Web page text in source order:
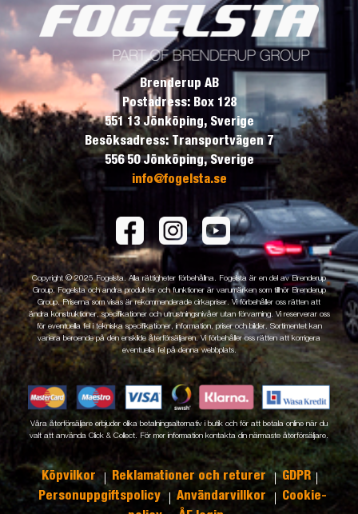
Brenderup AB
Postadress: Box 128
551 13 Jönköping, Sverige
Besöksadress: Transportvägen 7
556 50 Jönköping, Sverige
info@fogelsta.se
Copyright © 2025 Fogelsta. Alla rättigheter förbehållna. Fogelsta är en del av Brenderup
Group. Fogelsta och andra produkter och funktioner är varumärken som tillhör Brenderup
Group. Priserna som visas är rekommenderade cirkapriser. Vi förbehåller oss rätten att
ändra konstruktioner, specifikationer och utrustningsnivåer utan förvarning. Vi reserverar oss
för eventuella fel i tekniska specifikationer, information, priser och bilder. Sortimentet kan
variera beroende på den enskilde återförsäljaren. Vi förbehåller oss rätten att korrigera
eventuella fel på denna webbplats.
Våra återförsäljare erbjuder olika betalningsalternativ i butik och för att betala online när du
valt att använda Click & Collect. För mer information kontakta din närmaste återförsäljare.
Köpvilkor Reklamationer och returer
GDPR
Personuppgiftspolicy
Användarvillkor
Cookie-